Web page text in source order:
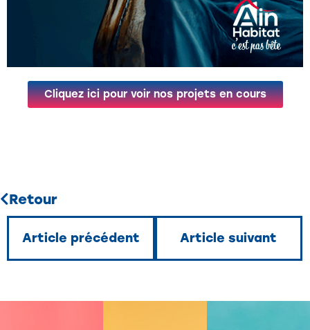
Cliquez ici pour voir nos projets en cours
Retour
Article précédent Article suivant